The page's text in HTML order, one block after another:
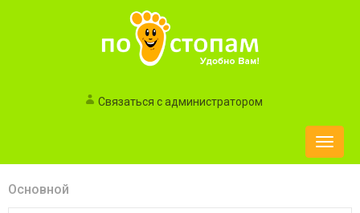
Связаться с администратором
Toggle
Основной